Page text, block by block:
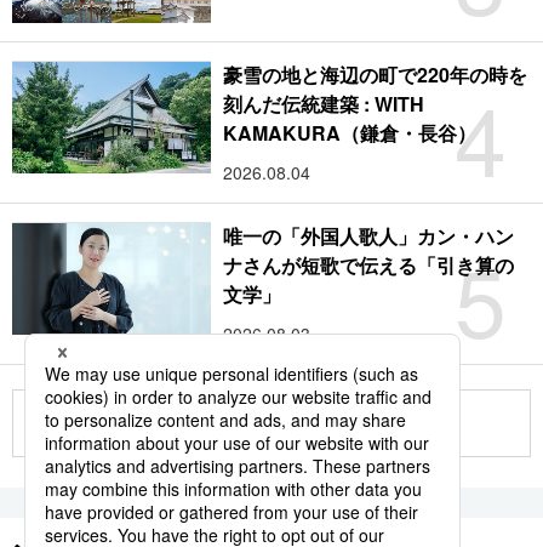
4
豪雪の地と海辺の町で220年の時を
刻んだ伝統建築 : WITH
KAMAKURA（鎌倉・長谷）
2026.08.04
5
唯一の「外国人歌人」カン・ハン
ナさんが短歌で伝える「引き算の
文学」
2026.08.03
もっと見る